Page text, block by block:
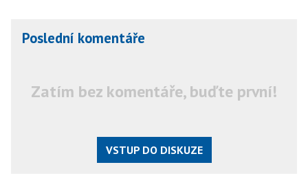
Poslední komentáře
Zatím bez komentáře, buďte první!
VSTUP DO DISKUZE